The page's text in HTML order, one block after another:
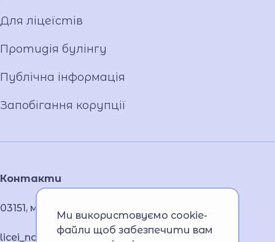
Контакти
03151, м.Київ, проспект Повітряних Сил, 53
licei_navs@navs.edu.ua
Для ліцеїстів
Протидія булінгу
Публічна інформація
Запобігання корупції
Ми використовуємо cookie-
файли щоб забезпечити вам